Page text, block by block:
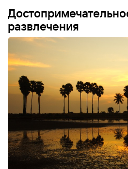
развлечения